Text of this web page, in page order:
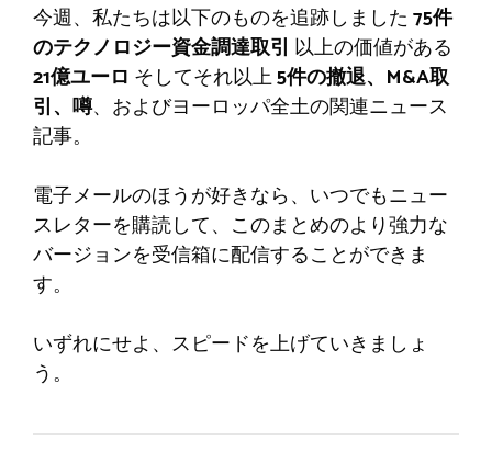
今週、私たちは以下のものを追跡しました75件
のテクノロジー資金調達取引 以上の価値がある
21億ユーロ そしてそれ以上5件の撤退、M&A取
引、噂、およびヨーロッパ全土の関連ニュース
記事。
電子メールのほうが好きなら、いつでもニュー
スレターを購読して、このまとめのより強力な
バージョンを受信箱に配信することができま
す。
いずれにせよ、スピードを上げていきましょ
う。